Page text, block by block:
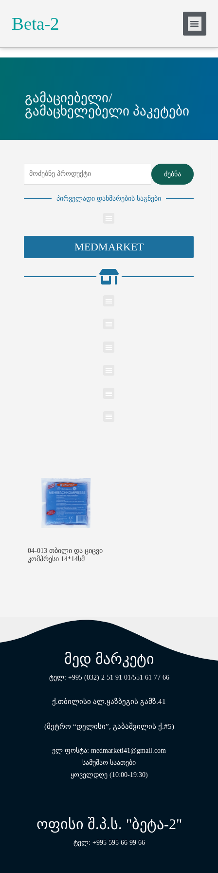
Beta-2
adipiscing elit. Ut elit tellus, luctus nec
ullamcorper mattis, pulvinar dapibus leo.
გამაციებელი/
გამაცხელებელი პაკეტები
ძებნა
პირველადი დახმარების საგნები
MEDMARKET
04-013 თბილი და ციცვი
კომპრესი 14*14სმ
მედ მარკეტი
ტელ: +995 (032) 2 51 91 01/551 61 77 66
ქ.თბილისი ალ.ყაზბეგის გამზ.41
(მეტრო “დელისი”, გაბაშვილის ქ.#5)
ელ ფოსტა: medmarketi41@gmail.com
სამუშაო საათები
ყოველდღე (10:00-19:30)
ოფისი შ.პ.ს. "ბეტა-2"
ტელ: +995 595 66 99 66